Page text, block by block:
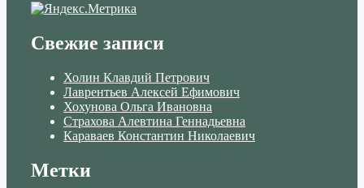
Свежие записи
Холин Клавдий Петрович
Лаврентьев Алексей Ефимович
Хохунова Ольга Ивановна
Страхова Алевтина Геннадьевна
Караваев Константин Николаевич
Метки